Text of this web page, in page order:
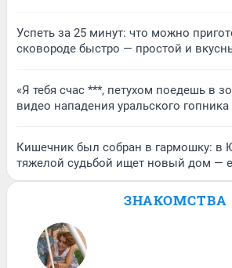
Успеть за 25 минут: что можно
сковороде быстро — простой и
«Я тебя счас ***, петухом поедешь в
видео нападения уральского
Кишечник был собран в гармошку: в
тяжелой судьбой ищет новый дом —
ЗНАКОМСТВА